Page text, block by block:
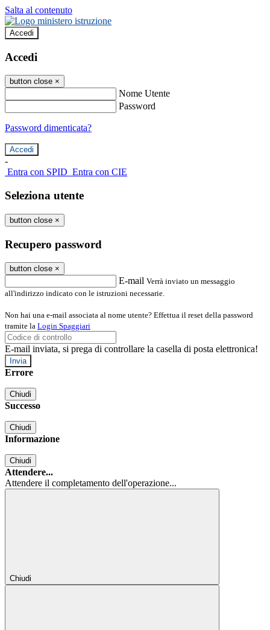
Salta al contenuto
Accedi
Accedi
button close ×
Nome Utente
Password
Password dimenticata?
-
Entra con SPID Entra con CIE
Seleziona utente
button close ×
Recupero password
button close ×
E-mail Verrà inviato un messaggio
all'indirizzo indicato con le istruzioni necessarie.
Non hai una e-mail associata al nome utente? Effettua il reset della password
tramite la Login Spaggiari
E-mail inviata, si prega di controllare la casella di posta elettronica!
Errore
Chiudi
Successo
Chiudi
Informazione
Chiudi
Attendere...
Attendere il completamento dell'operazione...
Chiudi